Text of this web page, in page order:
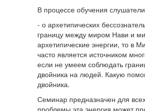
В процессе обучения
- о архетипических
границу между миром Нави и
архетипические энергии, то в
часто является источником
если не умеем соблюдать
двойника на людей. Какую
двойника.
Семинар предназначен для
проблемы эта энергия может